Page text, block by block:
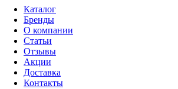
Каталог
Бренды
О компании
Статьи
Отзывы
Акции
Доставка
Контакты